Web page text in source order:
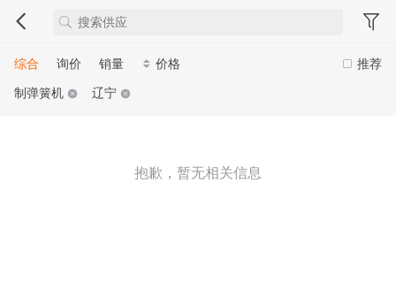
推荐
综合 询价 销量
价格
制弹簧机
辽宁
抱歉，暂无相关信息